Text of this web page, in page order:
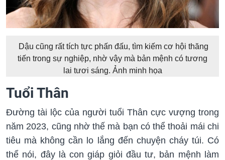
Dậu cũng rất tích tực phấn đấu, tìm kiếm cơ hội thăng
tiến trong sự nghiệp, nhờ vậy mà bản mệnh có tương
lai tươi sáng. Ảnh minh họa
Tuổi Thân
Đường tài lộc của người tuổi Thân cực vượng trong
năm 2023, cũng nhờ thế mà bạn có thể thoải mái chi
tiêu mà không cần lo lắng đến chuyện cháy túi. Có
thể nói, đây là con giáp giỏi đầu tư, bản mệnh làm